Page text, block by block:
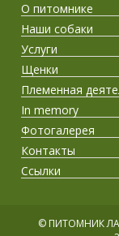
О питомнике
Наши собаки
Услуги
Щенки
Племенная
In memory
Фотогалерея
Контакты
Ссылки
© ПИТОМНИК